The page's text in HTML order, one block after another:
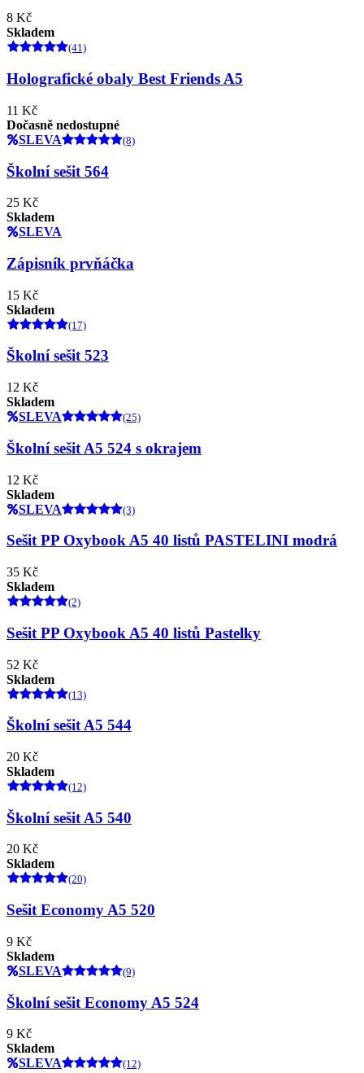
8 Kč
Skladem
(41)
Holografické obaly Best Friends A5
11 Kč
Dočasně nedostupné
SLEVA
(8)
Školní sešit 564
25 Kč
Skladem
SLEVA
Zápisník prvňáčka
15 Kč
Skladem
(17)
Školní sešit 523
12 Kč
Skladem
SLEVA
(25)
Školní sešit A5 524 s okrajem
12 Kč
Skladem
SLEVA
(3)
Sešit PP Oxybook A5 40 listů PASTELINI modrá
35 Kč
Skladem
(2)
Sešit PP Oxybook A5 40 listů Pastelky
52 Kč
Skladem
(13)
Školní sešit A5 544
20 Kč
Skladem
(12)
Školní sešit A5 540
20 Kč
Skladem
(20)
Sešit Economy A5 520
9 Kč
Skladem
SLEVA
(9)
Školní sešit Economy A5 524
9 Kč
Skladem
SLEVA
(12)